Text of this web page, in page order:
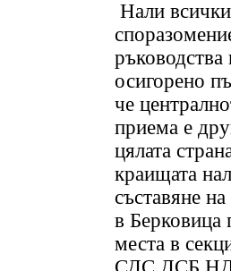
Нали
осигорено
че
приема е
цялата
краищата
съставяне
в Берковица
места в